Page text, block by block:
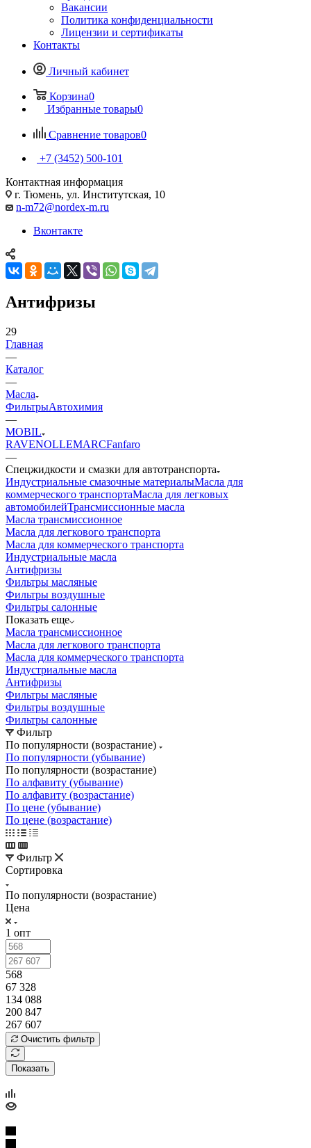
Вакансии
Политика конфиденциальности
Лицензии и сертификаты
Контакты
Личный кабинет
Корзина0
Избранные товары0
Сравнение товаров0
+7 (3452) 500-101
Контактная информация
г. Тюмень, ул. Институтская, 10
n-m72@nordex-m.ru
Вконтакте
Антифризы
29
Главная
—
Каталог
—
Масла
ФильтрыАвтохимия
—
MOBIL
RAVENOLLEMARCFanfaro
—
Cпецжидкости и смазки для автотранспорта
Индустриальные смазочные материалыМасла для
коммерческого транспортаМасла для легковых
автомобилейТрансмиссионные масла
Масла трансмиссионное
Масла для легкового транспорта
Масла для коммерческого транспорта
Индустриальные масла
Антифризы
Фильтры масляные
Фильтры воздушные
Фильтры салонные
Показать еще
Масла трансмиссионное
Масла для легкового транспорта
Масла для коммерческого транспорта
Индустриальные масла
Антифризы
Фильтры масляные
Фильтры воздушные
Фильтры салонные
Фильтр
По популярности (возрастание)
По популярности (убывание)
По популярности (возрастание)
По алфавиту (убывание)
По алфавиту (возрастание)
По цене (убывание)
По цене (возрастание)
Фильтр
Сортировка
По популярности (возрастание)
Цена
1 опт
568
67 328
134 088
200 847
267 607
Очистить фильтр
Показать